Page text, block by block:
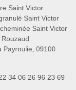
Saint Victor
Saint Victor
Saint Victor
Payroulie, 09100
34 06 26 96 23 69